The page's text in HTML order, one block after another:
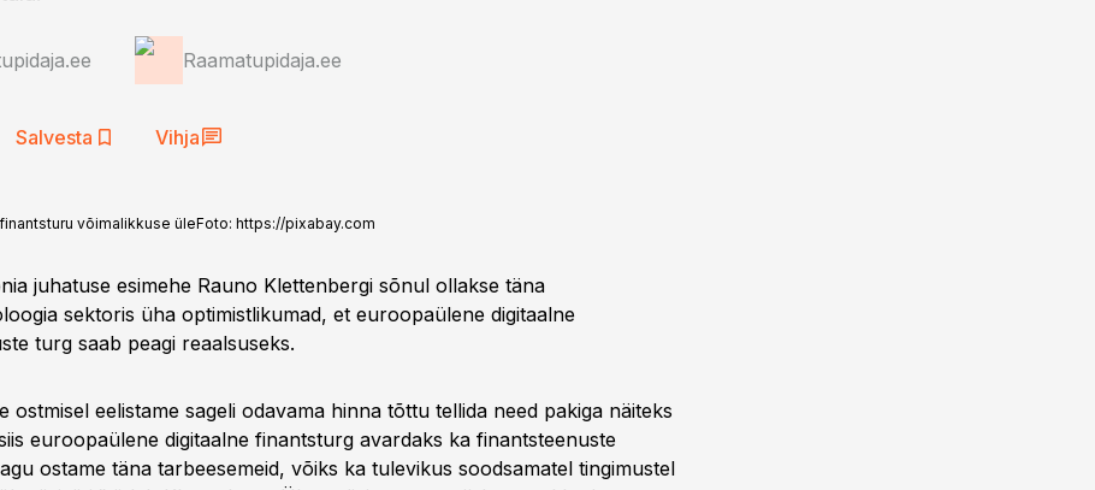
Raamatupidaja.ee
Salvesta Vihja
võimalikkuse üleFoto: https://pixabay.com
juhatuse esimehe Rauno Klettenbergi sõnul ollakse täna
sektoris üha optimistlikumad, et euroopaülene digitaalne
turg saab peagi reaalsuseks.
ostmisel eelistame sageli odavama hinna tõttu tellida need pakiga näiteks
euroopaülene digitaalne finantsturg avardaks ka finantsteenuste
ostame täna tarbeesemeid, võiks ka tulevikus soodsamatel tingimustel